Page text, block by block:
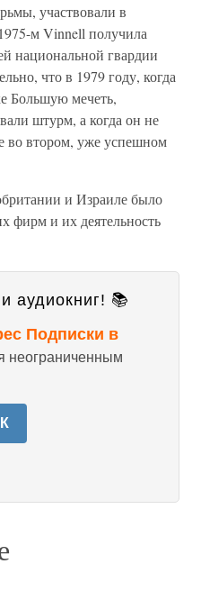
участвовали в
м Vinnell получила
национальной гвардии
что в 1979 году, когда
Большую мечеть,
штурм, а когда он не
во втором, уже успешном
и Израиле было
фирм и их деятельность
аудиокниг! 📚
Подписки в
неограниченным